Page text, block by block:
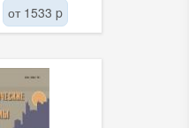
от 1533 p